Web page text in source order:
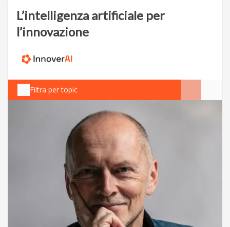
L’intelligenza artificiale per
l’innovazione
Filtra per topic